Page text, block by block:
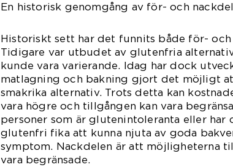
En historisk genomgång av för- och
Historiskt sett har det funnits både för-
Tidigare var utbudet av glutenfria
kunde vara varierande. Idag har dock
matlagning och bakning gjort det möjligt
smakrika alternativ. Trots detta kan
vara högre och tillgången kan vara
personer som är glutenintoleranta eller har
glutenfri fika att kunna njuta av goda
symptom. Nackdelen är att möjligheterna
vara begränsade.